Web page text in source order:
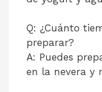
Q: ¿Cuánto
preparar?
A: Puedes
en la nevera y